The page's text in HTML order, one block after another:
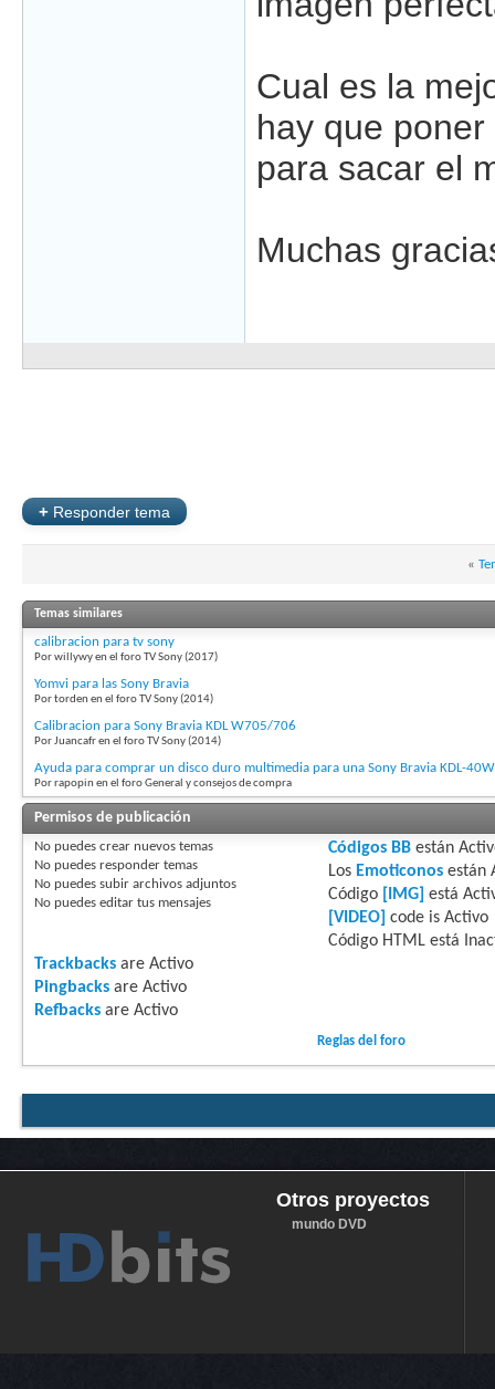
Cual es la
hay que
para sacar el
Muchas
+ Responder tema
«
Temas similares
calibracion para tv sony
Por willywy en el foro TV Sony (2017)
Yomvi para las Sony Bravia
Por torden en el foro TV Sony (2014)
Calibracion para Sony Bravia KDL W705/706
Por Juancafr en el foro TV Sony (2014)
Ayuda para comprar un disco duro multimedia para una Sony Bravia KDL-
Por rapopin en el foro General y consejos de compra
Permisos de publicación
No puedes crear nuevos temas
No puedes responder temas
No puedes subir archivos adjuntos
No puedes editar tus mensajes
Códigos BBestán
Los Emoticonosestán
Código
[IMG] está
[VIDEO] code is Activo
Código HTML está
Trackbacks are Activo
Pingbacks are Activo
Refbacks are Activo
Reglas del foro
Otros proyectos
mundo DVD